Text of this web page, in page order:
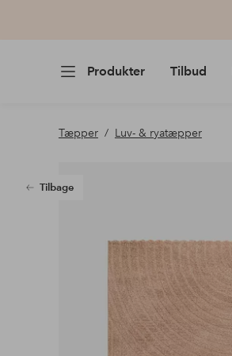
Produkter Tilbud
Tæpper Luv- & ryatæpper
Tilbage